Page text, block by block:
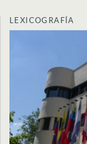
LEXICOGRAFÍA